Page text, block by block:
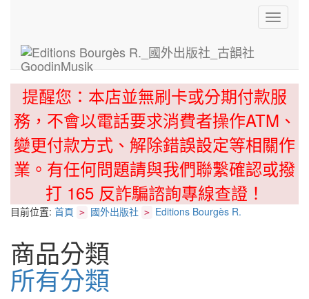
Toggle
提醒您：本店並無刷卡或分期付款服
務，不會以電話要求消費者操作ATM、
變更付款方式、解除錯誤設定等相關作
業。有任何問題請與我們聯繫確認或撥
打 165 反詐騙諮詢專線查證！
目前位置: 首頁 > 國外出版社 > Editions Bourgès R.
商品分類
所有分類